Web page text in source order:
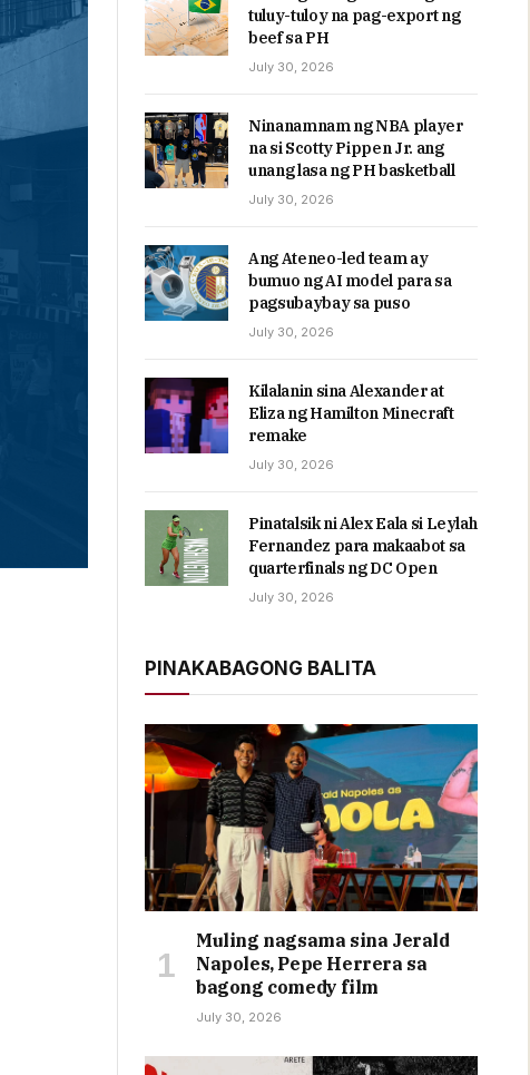
tuluy-tuloy na pag-export ng
beef sa PH
July 30, 2026
Ninanamnam ng NBA player
na si Scotty Pippen Jr. ang
unang lasa ng PH basketball
July 30, 2026
Ang Ateneo-led team ay
bumuo ng AI model para sa
pagsubaybay sa puso
July 30, 2026
Kilalanin sina Alexander at
Eliza ng Hamilton Minecraft
remake
July 30, 2026
Pinatalsik ni Alex Eala si Leylah
Fernandez para makaabot sa
quarterfinals ng DC Open
July 30, 2026
PINAKABAGONG BALITA
Muling nagsama sina Jerald
Napoles, Pepe Herrera sa
bagong comedy film
July 30, 2026